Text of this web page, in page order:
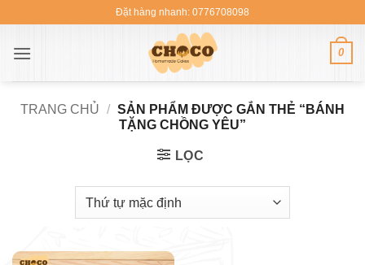
nội
Đặt hàng nhanh: 0776708098
0
TRANG CHỦ / SẢN PHẨM ĐƯỢC GẮN THẺ “BÁNH
TẶNG CHỒNG YÊU”
LỌC